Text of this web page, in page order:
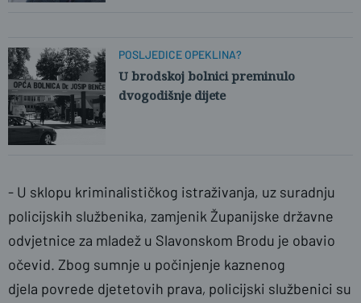
POSLJEDICE OPEKLINA?
U brodskoj bolnici preminulo
dvogodišnje dijete
- U sklopu kriminalističkog istraživanja, uz suradnju
policijskih službenika, zamjenik Županijske državne
odvjetnice za mladež u Slavonskom Brodu je obavio
očevid. Zbog sumnje u počinjenje kaznenog
djela povrede djetetovih prava, policijski službenici su